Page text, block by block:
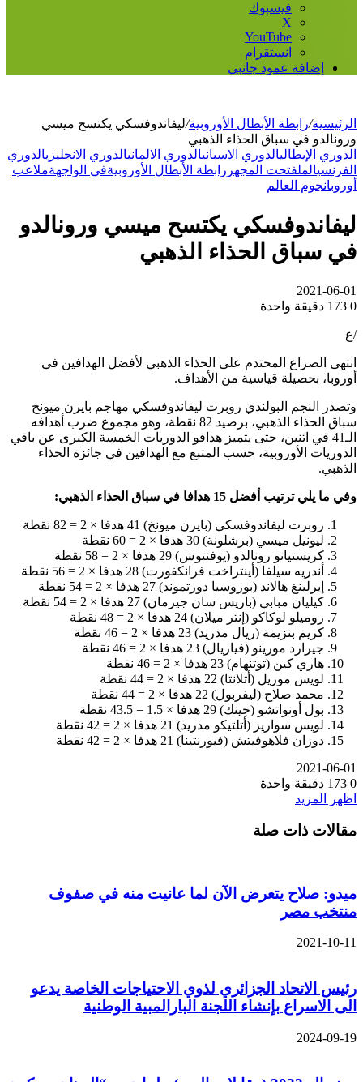
فيسبوك
‫X
‫YouTube
انستقرام
إضافة عمود جانبي
الرئيسية/رابطة الأبطال الأوروبية/ليفاندوفسكي يكتسح ميسي
ورونالدو في سباق الحذاء الذهبي
الدوري الإيطاليالدوري الاسبانيالدوري الالمانيالدوري الانجليزيالدوري
الفرنسيالملفتحت المجهر رابطة الأبطال الأوروبيةفي الواجهةملاعب
أوروبانجوم العالم
ليفاندوفسكي يكتسح ميسي ورونالدو
في سباق الحذاء الذهبي
2021-06-01
0
دقيقة واحدة
/ع
انتهى الصراع المحتدم على الحذاء الذهبي لأفضل الهدافين في
أوروبا، بحصيلة قياسية من الأهداف.
وتصدر النجم البولندي روبرت ليفاندوفسكي مهاجم بايرن ميونخ
سباق الحذاء الذهبي، برصيد 82 نقطة، وهو مجموع ضرب أهدافه
الـ41 في اثنين، حتى يتميز هدافو الدوريات الخمسة الكبرى عن باقي
الدوريات الأوروبية، حسب المتبع مع الهدافين في جائزة الحذاء
الذهبي.
وفي ما يلي ترتيب أفضل 15 هدافا في سباق الحذاء الذهبي:
روبرت ليفاندوفسكي (بايرن ميونخ) 41 هدفا × 2 = 82 نقطة
ليونيل ميسي (برشلونة) 30 هدفا × 2 = 60 نقطة
كريستيانو رونالدو (يوفنتوس) 29 هدفا × 2 = 58 نقطة
أندريه سيلفا (أينتراخت فرانكفورت) 28 هدفا × 2 = 56 نقطة
إيرلينغ هالاند (بوروسيا دورتموند) 27 هدفا × 2 = 54 نقطة
كيليان مبابي (باريس سان جيرمان) 27 هدفا × 2 = 54 نقطة
روميلو لوكاكو (إنتر ميلان) 24 هدفا × 2 = 48 نقطة
كريم بنزيمة (ريال مدريد) 23 هدفا × 2 = 46 نقطة
جيرارد مورينو (فياريال) 23 هدفا × 2 = 46 نقطة
هاري كين (توتنهام) 23 هدفا × 2 = 46 نقطة
لويس موريل (أتلانتا) 22 هدفا × 2 = 44 نقطة
محمد صلاح (ليفربول) 22 هدفا × 2 = 44 نقطة
بول أونواتشو (جينك) 29 هدفا × 1.5 = 43.5 نقطة
لويس سواريز (أتلتيكو مدريد) 21 هدفا × 2 = 42 نقطة
دوزان فلاهوفيتش (فيورنتينا) 21 هدفا × 2 = 42 نقطة
2021-06-01
0
دقيقة واحدة
اظهر المزيد
مقالات ذات صلة
ميدو: صلاح يتعرض الآن لما عانيت منه في صفوف
منتخب مصر
2021-10-11
رئيس الاتحاد الجزائري لذوي الاحتياجات الخاصة يدعو
الى الاسراع بإنشاء اللجنة البارالمبية الوطنية
2024-09-19